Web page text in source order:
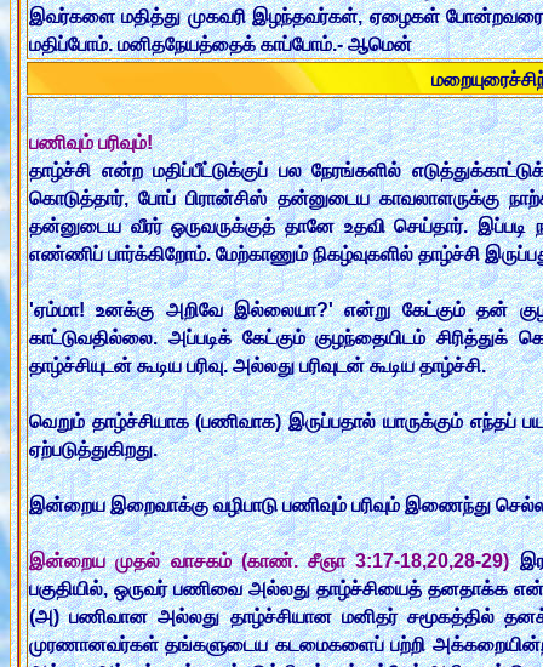
இவர்களை மதித்து முகவரி இழந்தவர்கள், ஏழைகள்
மதிப்போம். மனிதநேயத்தைக் காப்போம்.- ஆமென்
பணிவும் பரிவும்!
தாழ்ச்சி என்ற மதிப்பீட்டுக்குப் பல நேரங்களில்
கொடுத்தார், போப் பிரான்சிஸ் தன்னுடைய காவலாளருக்கு
தன்னுடைய வீரர் ஒருவருக்குத் தானே உதவி செய்தார்.
எண்ணிப் பார்க்கிறோம். மேற்காணும் நிகழ்வுகளில் தாழ்ச்சி
'ஏம்மா! உனக்கு அறிவே இல்லையா?' என்று கேட்கும் தன்
காட்டுவதில்லை. அப்படிக் கேட்கும் குழந்தையிடம்
தாழ்ச்சியுடன் கூடிய பரிவு. அல்லது பரிவுடன் கூடிய தாழ்ச்சி.
வெறும் தாழ்ச்சியாக (பணிவாக) இருப்பதால் யாருக்கும் எந்தப்
ஏற்படுத்துகிறது.
இன்றைய இறைவாக்கு வழிபாடு பணிவும் பரிவும் இணைந்து
இன்றைய முதல் வாசகம் (காண். சீஞா 3:17-18,20,28-29)
பகுதியில், ஒருவர் பணிவை அல்லது தாழ்ச்சியைத் தனதாக்க
(அ) பணிவான அல்லது தாழ்ச்சியான மனிதர் சமூகத்தில்
முரணானவர்கள் தங்களுடைய கடமைகளைப் பற்றி